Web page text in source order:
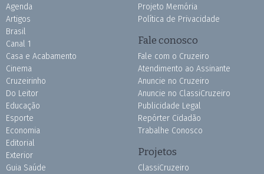
Agenda
Artigos
Brasil
Canal 1
Casa e Acabamento
Cinema
Cruzeirinho
Do Leitor
Educação
Esporte
Economia
Editorial
Exterior
Guia Saúde
Projeto Memória
Política de Privacidade
Fale conosco
Fale com o Cruzeiro
Atendimento ao Assinante
Anuncie no Cruzeiro
Anuncie no ClassiCruzeiro
Publicidade Legal
Repórter Cidadão
Trabalhe Conosco
Projetos
ClassiCruzeiro